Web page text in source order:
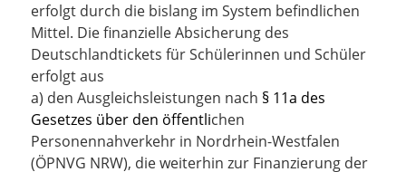
erfolgt durch die bislang im System befindlichen
Mittel. Die finanzielle Absicherung des
Deutschlandtickets für Schülerinnen und Schüler
erfolgt aus
a) den Ausgleichsleistungen nach § 11a des
Gesetzes über den öffentlichen
Personennahverkehr in Nordrhein-Westfalen
(ÖPNVG NRW), die weiterhin zur Finanzierung der